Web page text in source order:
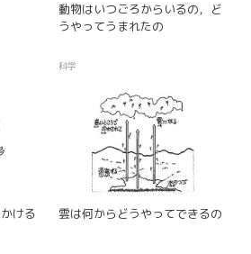
動物はいつごろからいるの，ど
うやってうまれたの
科学
ける
雲は何からどうやってできるの